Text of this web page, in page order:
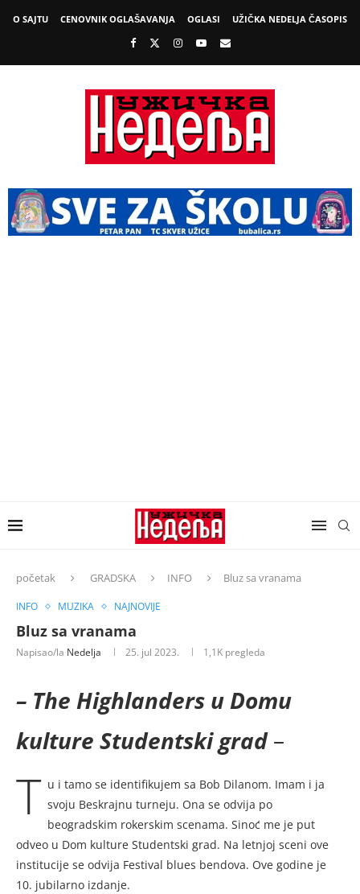
O SAJTU CENOVNIK OGLAŠAVANJA OGLASI UŽIČKA NEDELJA ČASOPIS
početak GRADSKA INFO Bluz sa vranama
INFO MUZIKA NAJNOVIJE
Bluz sa vranama
Napisao/la Nedelja 25. jul 2023. 1,1K pregleda
– The Highlanders u Domu
kulture Studentski grad–
T u i tamo se identifikujem sa Bob Dilanom. Imam i ja
svoju Beskrajnu turneju. Ona se odvija po
beogradskim rokerskim scenama. Sinoć me je put
odveo u Dom kulture Studentski grad. Na letnjoj sceni ove
institucije se odvija Festival blues bendova. Ove godine je
10. jubilarno izdanje.